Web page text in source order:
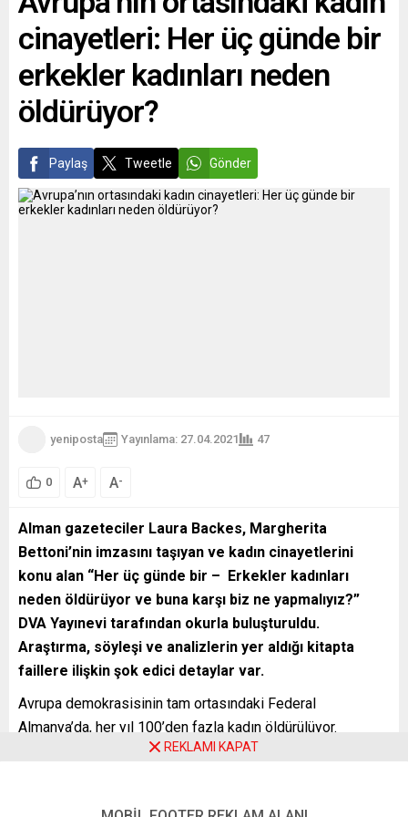
hakkında görüşmedi.
Haberde, Macron’un
Zelenskiy’nin iddiasının
aksine Rusya’ya tavizler
verilmesini istemediği ve...
cinayetleri: Her üç günde bir
erkekler kadınları neden
öldürüyor?
Paylaş Tweetle Gönder
yeniposta Yayınlama: 27.04.2021 47
0 A+ A-
Alman gazeteciler Laura Backes, Margherita
Bettoni’nin imzasını taşıyan ve kadın cinayetlerini
konu alan “Her üç günde bir – Erkekler kadınları
neden öldürüyor ve buna karşı biz ne yapmalıyız?”
DVA Yayınevi tarafından okurla buluşturuldu.
Araştırma, söyleşi ve analizlerin yer aldığı kitapta
faillere ilişkin şok edici detaylar var.
Avrupa demokrasisinin tam ortasındaki Federal
Almanya’da, her yıl 100’den fazla kadın öldürülüyor.
Kimsenin bahsetmediği cinayetler bunlar. Her gün bir adam
REKLAMI KAPAT